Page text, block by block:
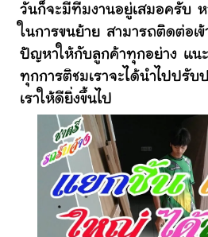
วันก็จะมีทีมงานอยู่เสมอครับ
ในการขนย้าย สามารถติดต่อเข้
ปัญหาให้กับลูกค้าทุกอย่าง แน
ทุกการติชมเราจะได้นำไปปรับ
เราให้ดียิ่งขึ้นไป